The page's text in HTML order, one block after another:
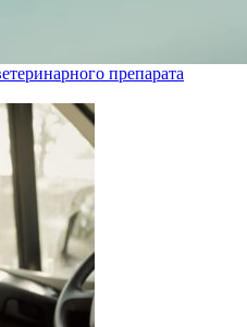
препарата